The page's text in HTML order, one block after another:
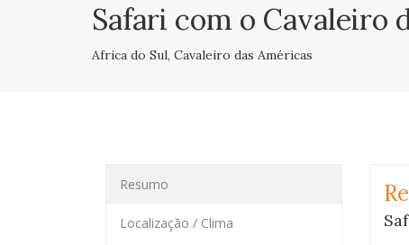
Safari com o Cavaleiro
Africa do Sul, Cavaleiro das Américas
Resumo
Localização / Clima